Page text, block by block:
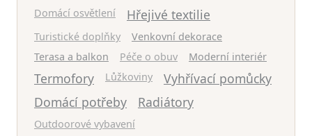
Domácí osvětlení
Hřejivé textilie
Turistické doplňky
Venkovní dekorace
Terasa a balkon
Péče o obuv Moderní interiér
Termofory Lůžkoviny
Vyhřívací pomůcky
Domácí potřeby
Radiátory
Outdoorové vybavení